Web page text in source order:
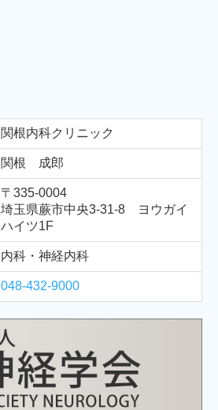
関根内科クリニック
関根 成郎
〒335-0004
埼玉県蕨市中央3-31-8 ヨウガイ
ハイツ1F
内科・神経内科
048-432-9000